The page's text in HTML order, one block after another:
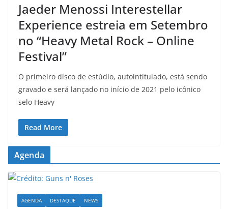
Jaeder Menossi Interestellar
Experience estreia em Setembro
no “Heavy Metal Rock – Online
Festival”
O primeiro disco de estúdio, autointitulado, está sendo
gravado e será lançado no início de 2021 pelo icônico
selo Heavy
Read More
Agenda
AGENDA DESTAQUE NEWS